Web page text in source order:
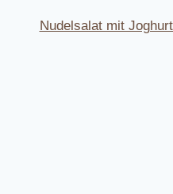
Nudelsalat mit